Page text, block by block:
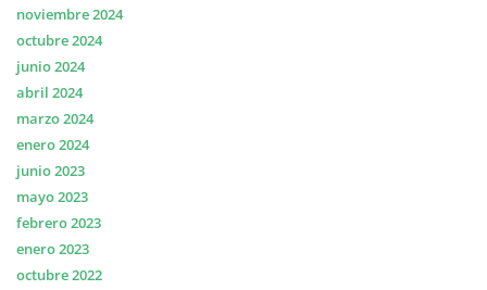
noviembre 2024
octubre 2024
junio 2024
abril 2024
marzo 2024
enero 2024
junio 2023
mayo 2023
febrero 2023
enero 2023
octubre 2022